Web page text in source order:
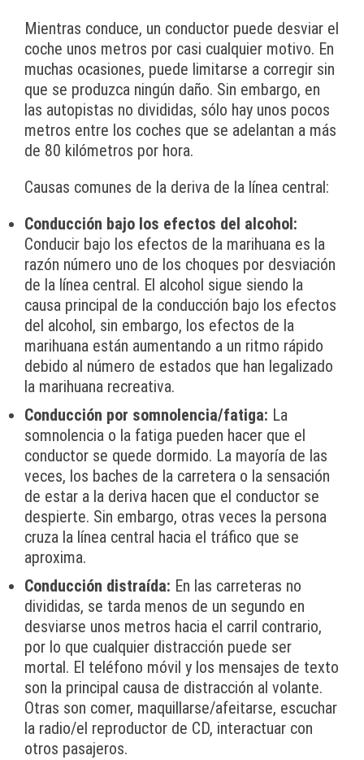
Mientras conduce, un conductor puede desviar el
coche unos metros por casi cualquier motivo. En
muchas ocasiones, puede limitarse a corregir sin
que se produzca ningún daño. Sin embargo, en
las autopistas no divididas, sólo hay unos pocos
metros entre los coches que se adelantan a más
de 80 kilómetros por hora.
Causas comunes de la deriva de la línea central:
Conducción bajo los efectos del alcohol:
Conducir bajo los efectos de la marihuana es la
razón número uno de los choques por desviación
de la línea central. El alcohol sigue siendo la
causa principal de la conducción bajo los efectos
del alcohol, sin embargo, los efectos de la
marihuana están aumentando a un ritmo rápido
debido al número de estados que han legalizado
la marihuana recreativa.
Conducción por somnolencia/fatiga: La
somnolencia o la fatiga pueden hacer que el
conductor se quede dormido. La mayoría de las
veces, los baches de la carretera o la sensación
de estar a la deriva hacen que el conductor se
despierte. Sin embargo, otras veces la persona
cruza la línea central hacia el tráfico que se
aproxima.
Conducción distraída: En las carreteras no
divididas, se tarda menos de un segundo en
desviarse unos metros hacia el carril contrario,
por lo que cualquier distracción puede ser
mortal. El teléfono móvil y los mensajes de texto
son la principal causa de distracción al volante.
Otras son comer, maquillarse/afeitarse, escuchar
la radio/el reproductor de CD, interactuar con
otros pasajeros.